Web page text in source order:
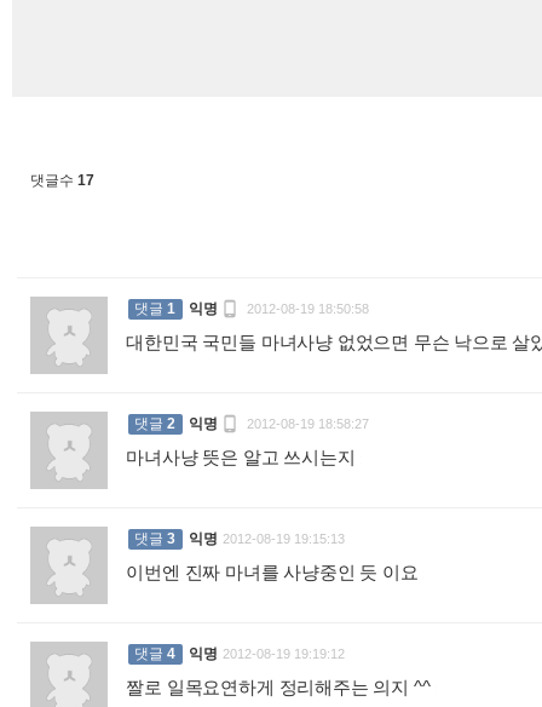
댓글수 17
댓글 1 익명  2012-08-19 18:50:58
대한민국 국민들 마녀사냥 없었으면 무슨 낙으로 살
댓글 2 익명  2012-08-19 18:58:27
마녀사냥 뜻은 알고 쓰시는지
댓글 3 익명 2012-08-19 19:15:13
이번엔 진짜 마녀를 사냥중인 듯 이요
댓글 4 익명 2012-08-19 19:19:12
짤로 일목요연하게 정리해주는 의지 ^^